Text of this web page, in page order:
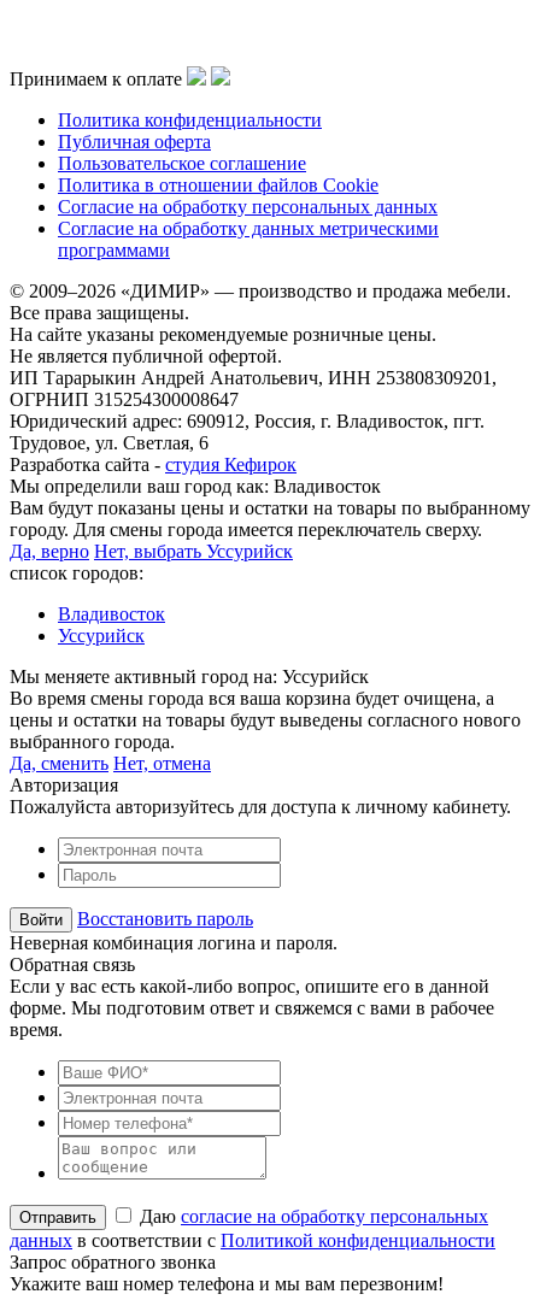
Принимаем к оплате
Политика конфиденциальности
Публичная оферта
Пользовательское соглашение
Политика в отношении файлов Cookie
Согласие на обработку персональных данных
Согласие на обработку данных метрическими
программами
© 2009–2026 «ДИМИР» — производство и продажа мебели.
Все права защищены.
На сайте указаны рекомендуемые розничные цены.
Не является публичной офертой.
ИП Тарарыкин Андрей Анатольевич, ИНН 253808309201,
ОГРНИП 315254300008647
Юридический адрес: 690912, Россия, г. Владивосток, пгт.
Трудовое, ул. Светлая, 6
Разработка сайта - студия Кефирок
Мы определили ваш город как: Владивосток
Вам будут показаны цены и остатки на товары по выбранному
городу. Для смены города имеется переключатель сверху.
Да, верно Нет, выбрать Уссурийск
список городов:
Владивосток
Уссурийск
Мы меняете активный город на: Уссурийск
Во время смены города вся ваша корзина будет очищена, а
цены и остатки на товары будут выведены согласного нового
выбранного города.
Да, сменить Нет, отмена
Авторизация
Пожалуйста авторизуйтесь для доступа к личному кабинету.
Восстановить пароль
Неверная комбинация логина и пароля.
Обратная связь
Если у вас есть какой-либо вопрос, опишите его в данной
форме. Мы подготовим ответ и свяжемся с вами в рабочее
время.
Даю согласие на обработку персональных
данных в соответствии с Политикой конфиденциальности
Запрос обратного звонка
Укажите ваш номер телефона и мы вам перезвоним!